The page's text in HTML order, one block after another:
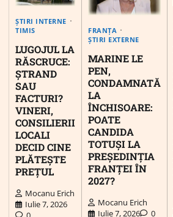
ȘTIRI INTERNE
TIMIS
LUGOJUL LA
RĂSCRUCE:
ȘTRAND
SAU
FACTURI?
VINERI,
CONSILIERII
LOCALI
DECID CINE
PLĂTEȘTE
PREȚUL
Mocanu Erich
Iulie 7, 2026
FRANȚA
ȘTIRI EXTERNE
MARINE LE
PEN,
CONDAMNATĂ
LA
ÎNCHISOARE:
POATE
CANDIDA
TOTUȘI LA
PREȘEDINȚIA
FRANȚEI ÎN
2027?
Mocanu Erich
Iulie 7, 2026
0